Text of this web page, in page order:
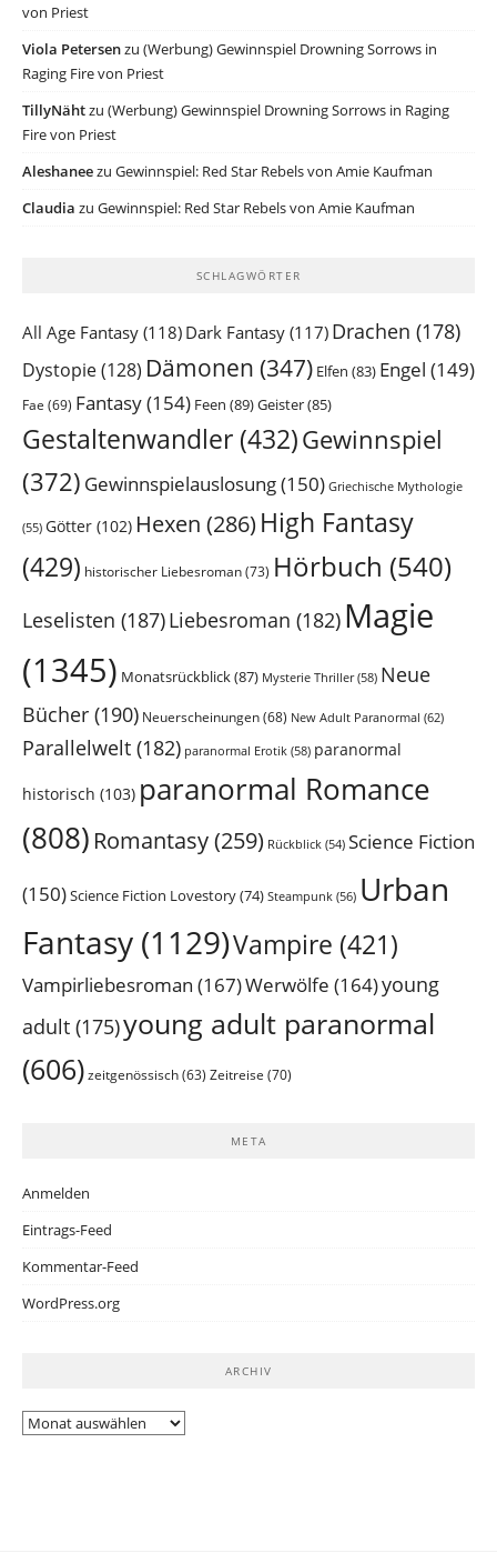
von Priest
Viola Petersenzu (Werbung) Gewinnspiel Drowning Sorrows in
Raging Fire von Priest
TillyNähtzu (Werbung) Gewinnspiel Drowning Sorrows in Raging
Fire von Priest
Aleshaneezu Gewinnspiel: Red Star Rebels von Amie Kaufman
Claudia zu Gewinnspiel: Red Star Rebels von Amie Kaufman
SCHLAGWÖRTER
All Age Fantasy (118) Dark Fantasy (117) Drachen (178)
Dystopie(128) Dämonen (347) Elfen (83) Engel (149)
Fae (69) Fantasy(154) Feen (89)Geister(85)
Gestaltenwandler (432)Gewinnspiel
(372) Gewinnspielauslosung(150) Griechische Mythologie
(55) Götter (102) Hexen (286) High Fantasy
(429) historischer Liebesroman(73) Hörbuch (540)
Leselisten (187)Liebesroman (182) Magie
(1345) Monatsrückblick(87) Mysterie Thriller(58) Neue
Bücher (190) Neuerscheinungen(68) New Adult Paranormal (62)
Parallelwelt (182) paranormal Erotik (58) paranormal
historisch (103) paranormal Romance
(808) Romantasy(259) Rückblick (54) Science Fiction
(150)Science Fiction Lovestory(74) Steampunk (56) Urban
Fantasy (1129)Vampire (421)
Vampirliebesroman (167)Werwölfe (164)young
adult (175)young adult paranormal
(606) zeitgenössisch (63) Zeitreise (70)
META
Anmelden
Eintrags-Feed
Kommentar-Feed
WordPress.org
ARCHIV
Archiv